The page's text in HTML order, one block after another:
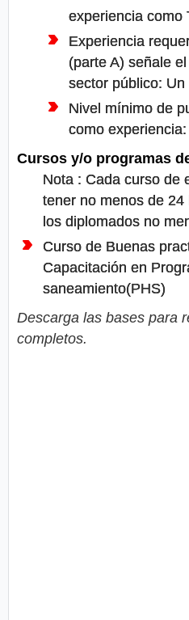
experiencia como
Experiencia
(parte A) señale
sector público: Un
Nivel mínimo de
como
Cursos y/o programas
Nota : Cada curso de
tener no menos de
los diplomados no
Curso de Buenas
Capacitación en
saneamiento(PHS)
Descarga las bases para
completos.